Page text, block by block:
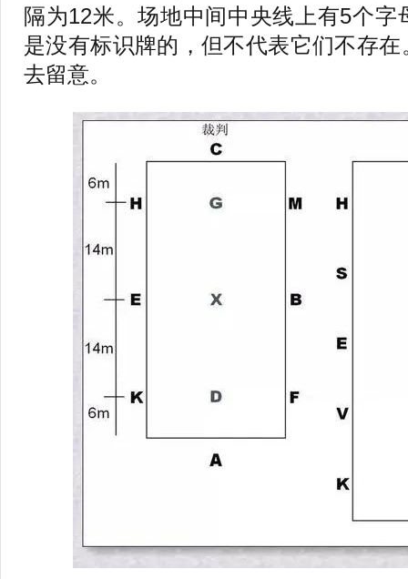
隔为12米。场地中间中央线上有5个
是没有标识牌的，但不代表它们不存
去留意。